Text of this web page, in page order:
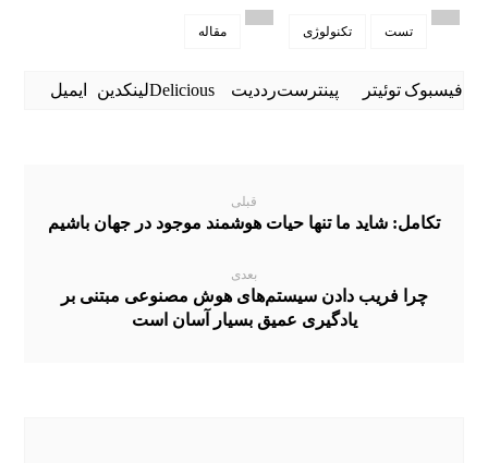
تست تکنولوژی مقاله
فیسبوک توئیتر پینترسترددیت Deliciousلینکدین ایمیل
قبلی
تکامل: شاید ما تنها حیات هوشمند موجود در جهان باشیم
بعدی
چرا فریب دادن سیستم‌های هوش مصنوعی‌ مبتنی بر
یادگیری عمیق بسیار آسان است